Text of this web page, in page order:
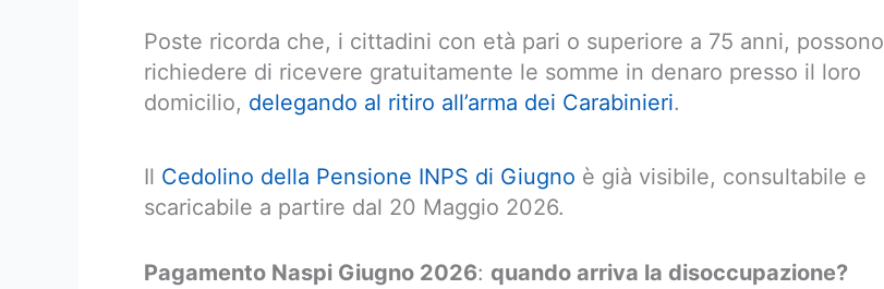
Poste ricorda che, i cittadini con età pari o superiore a 75 anni, possono
richiedere di ricevere gratuitamente le somme in denaro presso il loro
domicilio, delegando al ritiro all’arma dei Carabinieri.
Il Cedolino della Pensione INPS di Giugno è già visibile, consultabile e
scaricabile a partire dal 20 Maggio 2026.
Pagamento Naspi Giugno 2026: quando arriva la disoccupazione?